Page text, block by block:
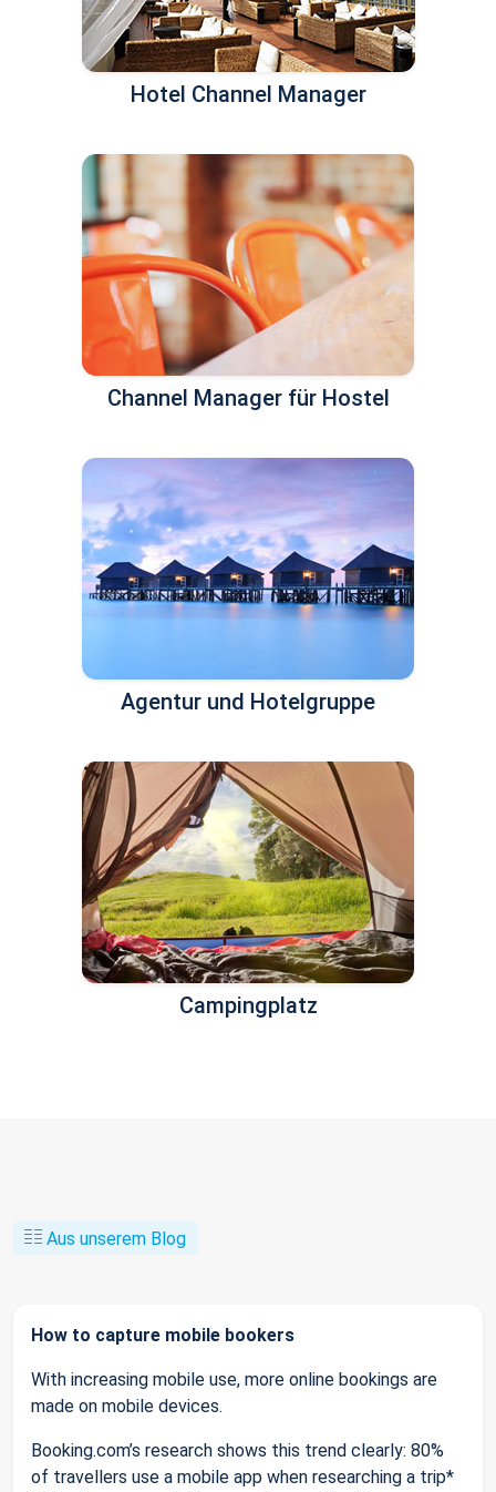
Hotel Channel Manager
Channel Manager für Hostel
Agentur und Hotelgruppe
Campingplatz
Aus unserem Blog
How to capture mobile bookers
With increasing mobile use, more online bookings are
made on mobile devices.
Booking.com’s research shows this trend clearly: 80%
of travellers use a mobile app when researching a trip*